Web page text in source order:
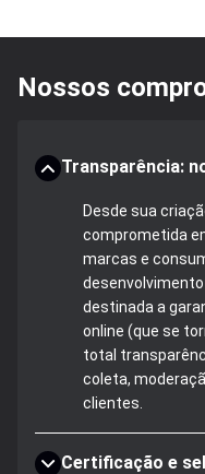
Nossos
Transparência:
Desde sua
comprometida
marcas e
destinada a
online (que se
total
coleta,
clientes.
Certificação e